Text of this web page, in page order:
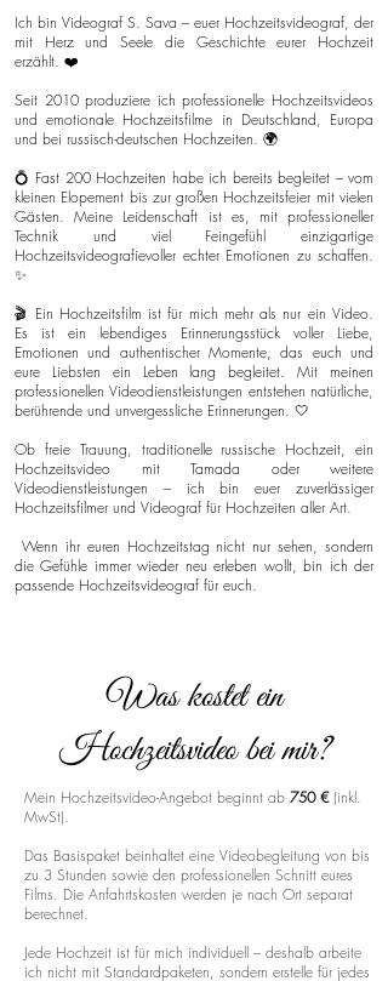
Ich bin Videograf S. Sava – euer Hochzeitsvideograf, der
mit Herz und Seele die Geschichte eurer Hochzeit
erzählt. ❤️
Seit 2010 produziere ich professionelle Hochzeitsvideos
und emotionale Hochzeitsfilme in Deutschland, Europa
und bei russisch-deutschen Hochzeiten. 🌍
💍 Fast 200 Hochzeiten habe ich bereits begleitet – vom
kleinen Elopement bis zur großen Hochzeitsfeier mit vielen
Gästen. Meine Leidenschaft ist es, mit professioneller
Technik und viel Feingefühl einzigartige
Hochzeitsvideografievoller echter Emotionen zu schaffen.
✨
🎬 Ein Hochzeitsfilm ist für mich mehr als nur ein Video.
Es ist ein lebendiges Erinnerungsstück voller Liebe,
Emotionen und authentischer Momente, das euch und
eure Liebsten ein Leben lang begleitet. Mit meinen
professionellen Videodienstleistungen entstehen natürliche,
berührende und unvergessliche Erinnerungen. 🤍
Ob freie Trauung, traditionelle russische Hochzeit, ein
Hochzeitsvideo mit Tamada oder weitere
Videodienstleistungen – ich bin euer zuverlässiger
Hochzeitsfilmer und Videograf für Hochzeiten aller Art.
Wenn ihr euren Hochzeitstag nicht nur sehen, sondern
die Gefühle immer wieder neu erleben wollt, bin ich der
passende Hochzeitsvideograf für euch.
Was kostet ein
Hochzeitsvideo bei mir?
Mein Hochzeitsvideo-Angebot beginnt ab 750 € (inkl.
MwSt).
Das Basispaket beinhaltet eine Videobegleitung von bis
zu 3 Stunden sowie den professionellen Schnitt eures
Films. Die Anfahrtskosten werden je nach Ort separat
berechnet.
Jede Hochzeit ist für mich individuell – deshalb arbeite
ich nicht mit Standardpaketen, sondern erstelle für jedes